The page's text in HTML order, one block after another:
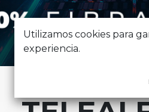
Utilizamos cookies para
experiencia.